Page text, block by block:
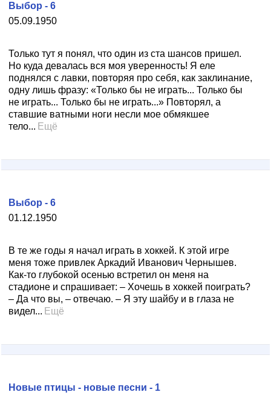
05.09.1950
Выбор - 6
Только тут я понял, что один из ста шансов пришел.
Но куда девалась вся моя уверенность! Я еле
поднялся с лавки, повторяя про себя, как заклинание,
одну лишь фразу: «Только бы не играть... Только бы
не играть... Только бы не играть...» Повторял, а
ставшие ватными ноги несли мое обмякшее
тело... Ещё
01.12.1950
Выбор - 6
В те же годы я начал играть в хоккей. К этой игре
меня тоже привлек Аркадий Иванович Чернышев.
Как-то глубокой осенью встретил он меня на
стадионе и спрашивает: – Хочешь в хоккей поиграть?
– Да что вы, – отвечаю. – Я эту шайбу и в глаза не
видел... Ещё
Новые птицы - новые песни - 1